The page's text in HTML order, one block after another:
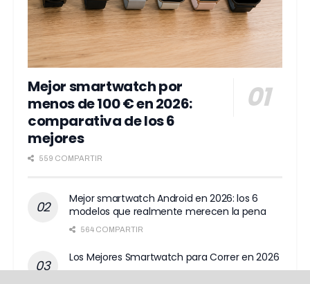
Mejor smartwatch por
menos de 100 € en 2026:
comparativa de los 6
mejores
559 COMPARTIR
Mejor smartwatch Android en 2026: los 6
modelos que realmente merecen la pena
564 COMPARTIR
Los Mejores Smartwatch para Correr en 2026